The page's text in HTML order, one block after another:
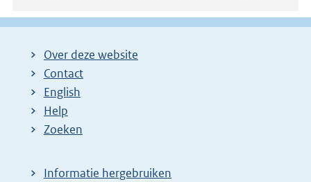
Over deze website
Contact
English
Help
Zoeken
Informatie hergebruiken